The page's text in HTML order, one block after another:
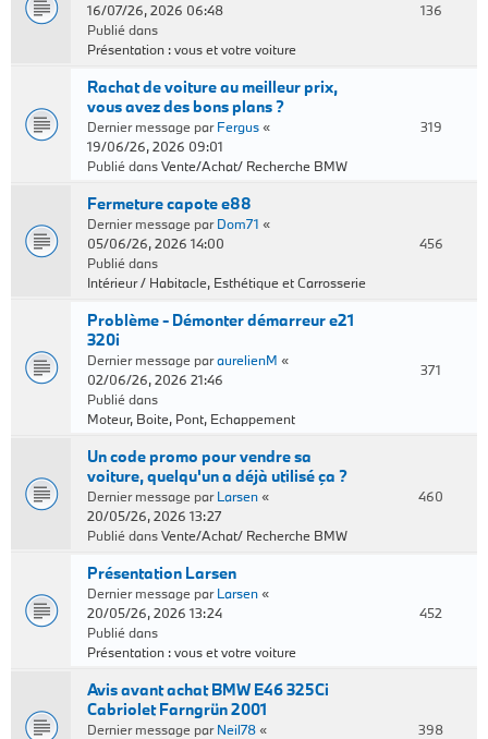
16/07/26, 2026 06:48
Publié dans
Présentation : vous et votre voiture
136
Rachat de voiture au meilleur prix,
vous avez des bons plans ?
Dernier message parFergus«
19/06/26, 2026 09:01
Publié dansVente/Achat/ Recherche BMW
319
Fermeture capote e88
Dernier message parDom71 «
05/06/26, 2026 14:00
Publié dans
Intérieur / Habitacle, Esthétique et Carrosserie
456
Problème - Démonter démarreur e21
320i
Dernier message paraurelienM «
02/06/26, 2026 21:46
Publié dans
Moteur, Boite, Pont, Echappement
371
Un code promo pour vendre sa
voiture, quelqu'un a déjà utilisé ça ?
Dernier message parLarsen«
20/05/26, 2026 13:27
Publié dansVente/Achat/ Recherche BMW
460
Présentation Larsen
Dernier message parLarsen«
20/05/26, 2026 13:24
Publié dans
Présentation : vous et votre voiture
452
Avis avant achat BMW E46 325Ci
Cabriolet Farngrün 2001
Dernier message parNeil78«
398